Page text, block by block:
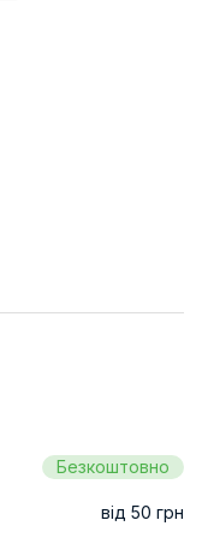
Безкоштовно
від 50 грн